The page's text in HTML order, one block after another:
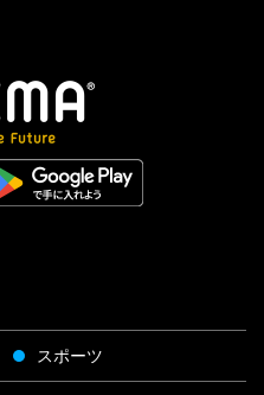
スポーツ